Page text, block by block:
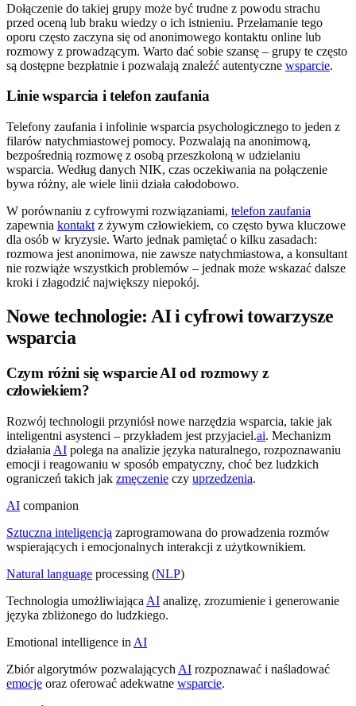
Dołączenie do takiej grupy może być trudne z powodu strachu
przed oceną lub braku wiedzy o ich istnieniu. Przełamanie tego
oporu często zaczyna się od anonimowego kontaktu online lub
rozmowy z prowadzącym. Warto dać sobie szansę – grupy te często
są dostępne bezpłatnie i pozwalają znaleźć autentyczne wsparcie.
Linie wsparcia i telefon zaufania
Telefony zaufania i infolinie wsparcia psychologicznego to jeden z
filarów natychmiastowej pomocy. Pozwalają na anonimową,
bezpośrednią rozmowę z osobą przeszkoloną w udzielaniu
wsparcia. Według danych NIK, czas oczekiwania na połączenie
bywa różny, ale wiele linii działa całodobowo.
W porównaniu z cyfrowymi rozwiązaniami, telefon zaufania
zapewnia kontakt z żywym człowiekiem, co często bywa kluczowe
dla osób w kryzysie. Warto jednak pamiętać o kilku zasadach:
rozmowa jest anonimowa, nie zawsze natychmiastowa, a konsultant
nie rozwiąże wszystkich problemów – jednak może wskazać dalsze
kroki i złagodzić największy niepokój.
Nowe technologie: AI i cyfrowi towarzysze
wsparcia
Czym różni się wsparcie AI od rozmowy z
człowiekiem?
Rozwój technologii przyniósł nowe narzędzia wsparcia, takie jak
inteligentni asystenci – przykładem jest przyjaciel.ai. Mechanizm
działania AI polega na analizie języka naturalnego, rozpoznawaniu
emocji i reagowaniu w sposób empatyczny, choć bez ludzkich
ograniczeń takich jak zmęczenie czy uprzedzenia.
AI companion
Sztuczna inteligencja zaprogramowana do prowadzenia rozmów
wspierających i emocjonalnych interakcji z użytkownikiem.
Natural language processing (NLP)
Technologia umożliwiająca AI analizę, zrozumienie i generowanie
języka zbliżonego do ludzkiego.
Emotional intelligence in AI
Zbiór algorytmów pozwalających AI rozpoznawać i naśladować
emocje oraz oferować adekwatne wsparcie.